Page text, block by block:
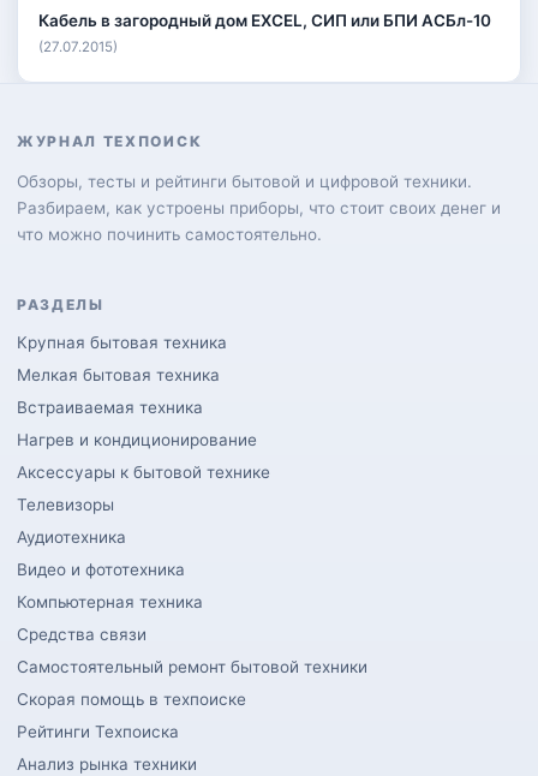
Кабель в загородный дом EXCEL, СИП или БПИ АСБл-10
(27.07.2015)
ЖУРНАЛ ТЕХПОИСК
Обзоры, тесты и рейтинги бытовой и цифровой техники.
Разбираем, как устроены приборы, что стоит своих денег и
что можно починить самостоятельно.
РАЗДЕЛЫ
Крупная бытовая техника
Мелкая бытовая техника
Встраиваемая техника
Нагрев и кондиционирование
Аксессуары к бытовой технике
Телевизоры
Аудиотехника
Видео и фототехника
Компьютерная техника
Средства связи
Самостоятельный ремонт бытовой техники
Скорая помощь в техпоиске
Рейтинги Техпоиска
Анализ рынка техники